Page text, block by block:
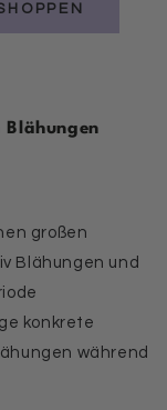
großen
Blähungen und
konkrete
während